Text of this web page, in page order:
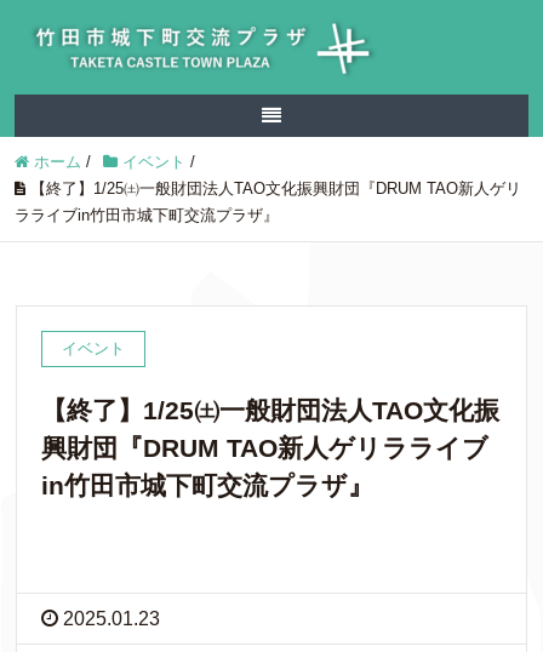
ホーム / イベント /
【終了】1/25㈯一般財団法人TAO文化振興財団『DRUM TAO新人ゲリ
ラライブin竹田市城下町交流プラザ』
イベント
【終了】1/25㈯一般財団法人TAO文化振
興財団『DRUM TAO新人ゲリラライブ
in竹田市城下町交流プラザ』
2025.01.23